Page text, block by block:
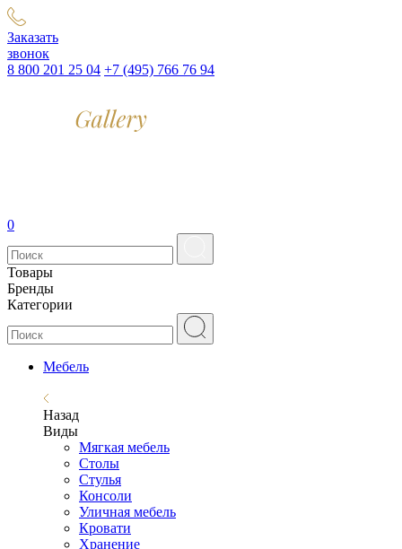
Заказать
звонок
8 800 201 25 04 +7 (495) 766 76 94
0
Товары
Бренды
Категории
Мебель
Назад
Виды
Мягкая мебель
Столы
Стулья
Консоли
Уличная мебель
Кровати
Хранение